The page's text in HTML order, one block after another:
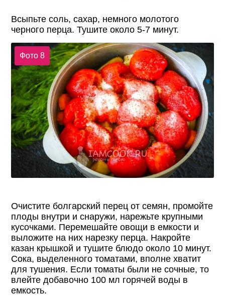
Всыпьте соль, сахар, немного молотого
черного перца. Тушите около 5-7 минут.
Фото 8
Очистите болгарский перец от семян, промойте
плоды внутри и снаружи, нарежьте крупными
кусочками. Перемешайте овощи в емкости и
выложите на них нарезку перца. Накройте
казан крышкой и тушите блюдо около 10 минут.
Сока, выделенного томатами, вполне хватит
для тушения. Если томаты были не сочные, то
влейте добавочно 100 мл горячей воды в
емкость.